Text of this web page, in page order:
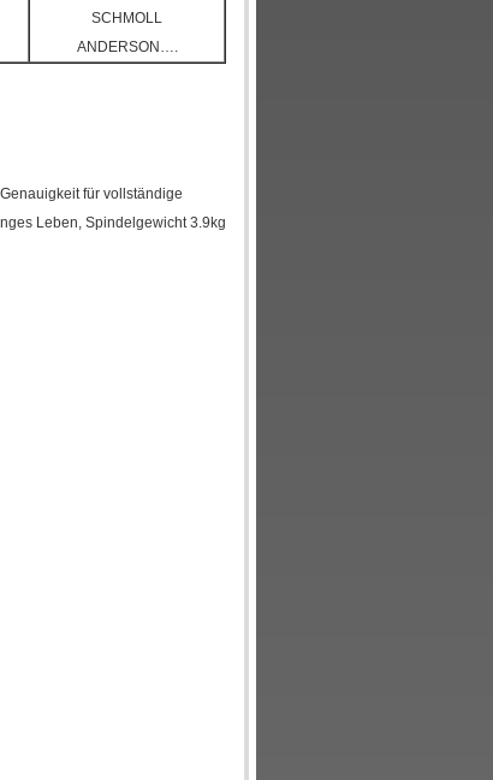
SCHMOLL
ANDERSON….
für vollständige
Leben, Spindelgewicht 3.9kg